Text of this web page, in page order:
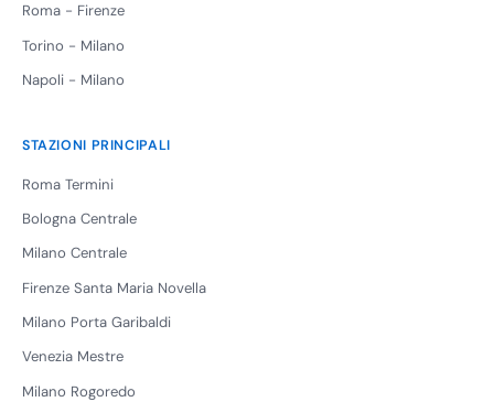
Roma - Firenze
Torino - Milano
Napoli - Milano
STAZIONI PRINCIPALI
Roma Termini
Bologna Centrale
Milano Centrale
Firenze Santa Maria Novella
Milano Porta Garibaldi
Venezia Mestre
Milano Rogoredo